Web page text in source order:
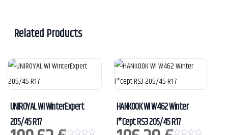
Related Products
UNIROYAL WI WinterExpert
205/45 R17
HANKOOK WI W462 Winter
I*cept RS3 205/45 R17